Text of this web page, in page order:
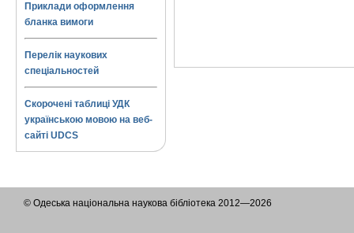
Приклади оформлення
бланка вимоги
Перелік наукових
спеціальностей
Скорочені таблиці УДК
українською мовою на веб-
сайті UDCS
© Одеська національна наукова бібліотека 2012—2026